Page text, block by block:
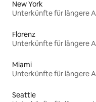
New York
Florenz
Miami
Seattle